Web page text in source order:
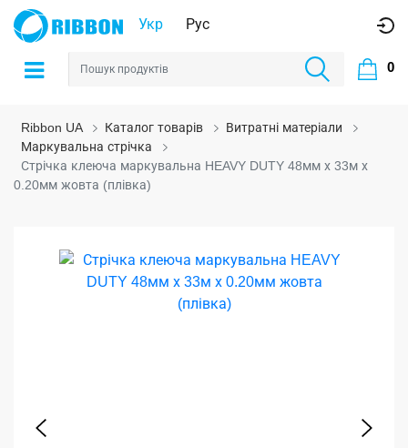
Укр Рус
0
Ribbon UA Каталог товарів
Витратні матеріали
Маркувальна стрічка
Стрічка клеюча маркувальна HEAVY DUTY 48мм х 33м х
0.20мм жовта (плівка)